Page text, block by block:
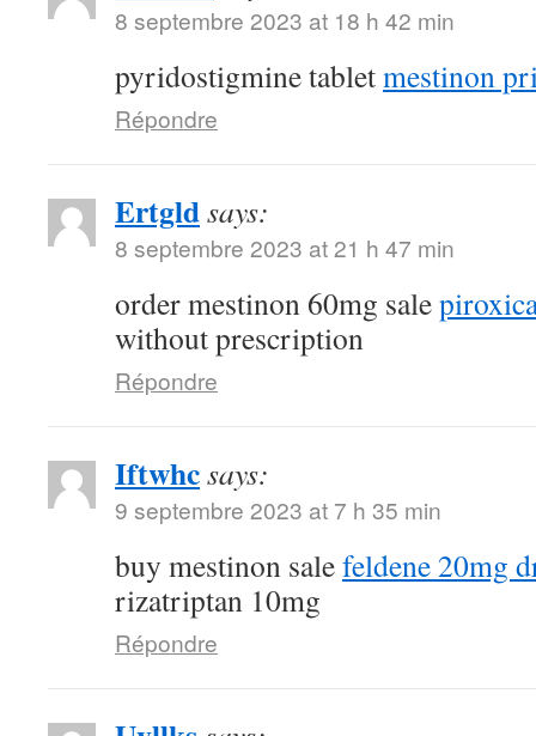
8 septembre 2023 at 18 h 42 min
pyridostigmine tabletmestinon
Répondre
Ertgldsays:
8 septembre 2023 at 21 h 47 min
order mestinon 60mg sale
without prescription
Répondre
Iftwhcsays:
9 septembre 2023 at 7 h 35 min
buy mestinon salefeldene 20mg
rizatriptan 10mg
Répondre